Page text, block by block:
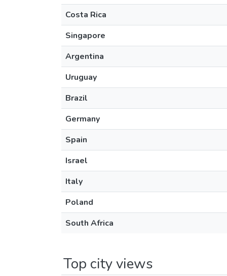
Costa Rica
Singapore
Argentina
Uruguay
Brazil
Germany
Spain
Israel
Italy
Poland
South Africa
Top city views